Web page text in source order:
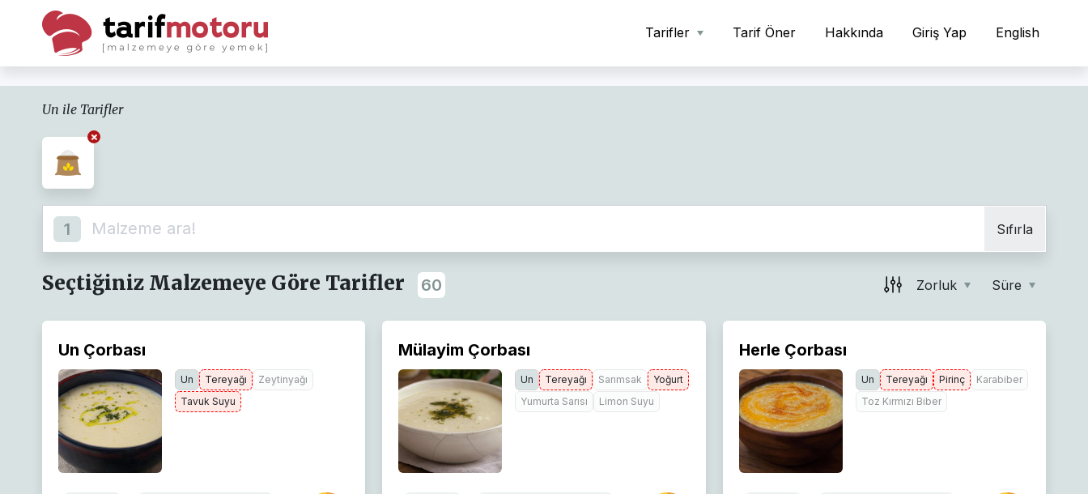
Tarifler Tarif Öner Hakkında Giriş Yap English
Un ile Tarifler
1 Sıfırla
Seçtiğiniz Malzemeye Göre Tarifler 60 Zorluk Süre
Un Çorbası
Un Tereyağı
Zeytinyağı
Tavuk Suyu
Mülayim Çorbası
Un Tereyağı Sarımsak
Yoğurt
Yumurta Sarısı
Limon Suyu
Herle Çorbası
Un Tereyağı Pirinç
Karabiber
Toz Kırmızı Biber